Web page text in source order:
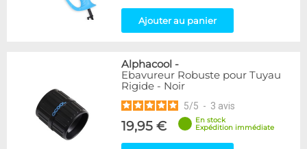
Ajouter au panier
Alphacool -
Ebavureur Robuste pour Tuyau
Rigide - Noir
5/5 - 3 avis
19,95 €
En stock
Expédition immédiate